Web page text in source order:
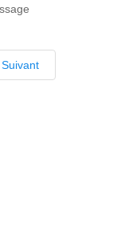
Suivant